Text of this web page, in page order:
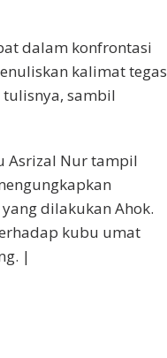
dalam konfrontasi
kalimat tegas
tulisnya, sambil
Asrizal Nur tampil
dilakukan Ahok.
kubu umat
|